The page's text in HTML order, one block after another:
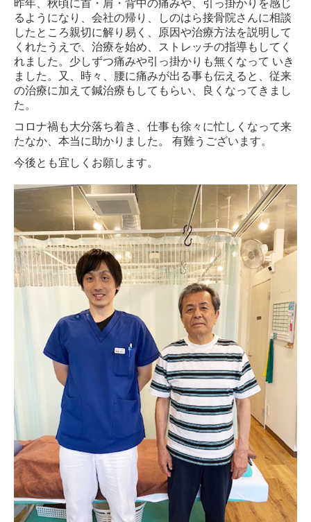
昨年、秋頃に首・肩・背中の痛みや、引っ掛かりを感じ
るようになり、会社の帰り、しのはら接骨院さんに相談
したところ親切に解り易く、原因や治療方法を説明して
くれたうえで、 治療を始め、ストレッチの指導もしてく
れました。少しずつ痛みや引っ掛かりも無くなって いき
ました。又、時々、腰に痛みが出る事も伝えると、従来
の治療に加えて鍼治療もしてもらい、
良くなってきまし
た。
コロナ禍も大分落ち着き、仕事も徐々に忙しくなって来
たなか、本当に助かりました。 有難うございます。
今後とも宜しくお願します。